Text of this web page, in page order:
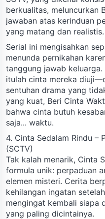
berkualitas, meluncurkan
jawaban atas kerinduan
yang matang dan realistis.
Serial ini mengisahkan
menunda pernikahan
tanggung jawab
itulah cinta mereka
sentuhan drama yang
yang kuat, Beri Cinta
bahwa cinta butuh
saja... waktu.
4. Cinta Sedalam Rindu –
(SCTV)
Tak kalah menarik, Cinta
formula unik: perpaduan
elemen misteri. Cerita
kehilangan ingatan
mengingat kembali siapa
yang paling dicintainya.